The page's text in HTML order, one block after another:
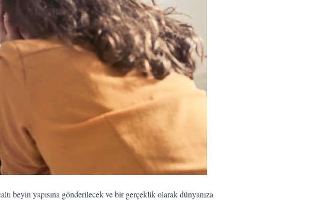
beyin yapısına gönderilecek ve bir gerçeklik olarak dünyanıza